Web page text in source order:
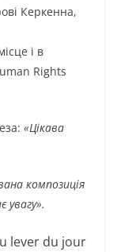
Керкенна,
і в
Rights
«Цікава
композиція